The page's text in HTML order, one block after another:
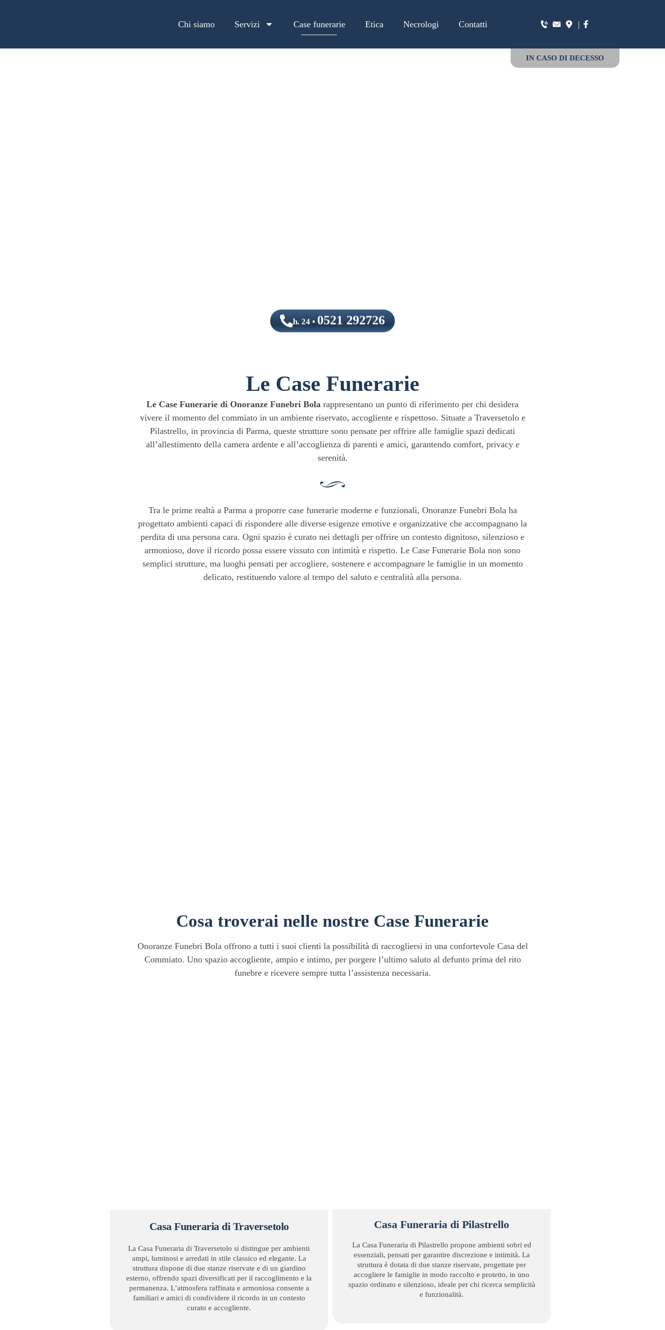
Chi siamo Servizi Case funerarie Etica Necrologi Contatti |
IN CASO DI DECESSO
h. 24 • 0521 292726
Le Case Funerarie
Le Case Funerarie di Onoranze Funebri Bola rappresentano un punto di riferimento per chi desidera
vivere il momento del commiato in un ambiente riservato, accogliente e rispettoso. Situate a Traversetolo e
Pilastrello, in provincia di Parma, queste strutture sono pensate per offrire alle famiglie spazi dedicati
all’allestimento della camera ardente e all’accoglienza di parenti e amici, garantendo comfort, privacy e
serenità.
Tra le prime realtà a Parma a proporre case funerarie moderne e funzionali, Onoranze Funebri Bola ha
progettato ambienti capaci di rispondere alle diverse esigenze emotive e organizzative che accompagnano la
perdita di una persona cara. Ogni spazio è curato nei dettagli per offrire un contesto dignitoso, silenzioso e
armonioso, dove il ricordo possa essere vissuto con intimità e rispetto. Le Case Funerarie Bola non sono
semplici strutture, ma luoghi pensati per accogliere, sostenere e accompagnare le famiglie in un momento
delicato, restituendo valore al tempo del saluto e centralità alla persona.
Cosa troverai nelle nostre Case Funerarie
Onoranze Funebri Bola offrono a tutti i suoi clienti la possibilità di raccogliersi in una confortevole Casa del
Commiato. Uno spazio accogliente, ampio e intimo, per porgere l’ultimo saluto al defunto prima del rito
funebre e ricevere sempre tutta l’assistenza necessaria.
Casa Funeraria di Traversetolo
La Casa Funeraria di Traversetolo si distingue per ambienti
ampi, luminosi e arredati in stile classico ed elegante. La
struttura dispone di due stanze riservate e di un giardino
esterno, offrendo spazi diversificati per il raccoglimento e la
permanenza. L’atmosfera raffinata e armoniosa consente a
familiari e amici di condividere il ricordo in un contesto
curato e accogliente.
Casa Funeraria di Pilastrello
La Casa Funeraria di Pilastrello propone ambienti sobri ed
essenziali, pensati per garantire discrezione e intimità. La
struttura è dotata di due stanze riservate, progettate per
accogliere le famiglie in modo raccolto e protetto, in uno
spazio ordinato e silenzioso, ideale per chi ricerca semplicità
e funzionalità.